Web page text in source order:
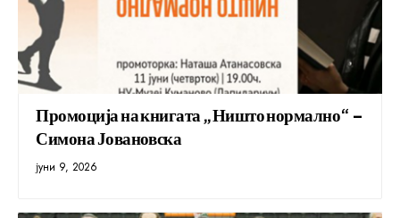
Промоција на книгата „Ништо нормално“ –
Симона Јовановска
јуни 9, 2026